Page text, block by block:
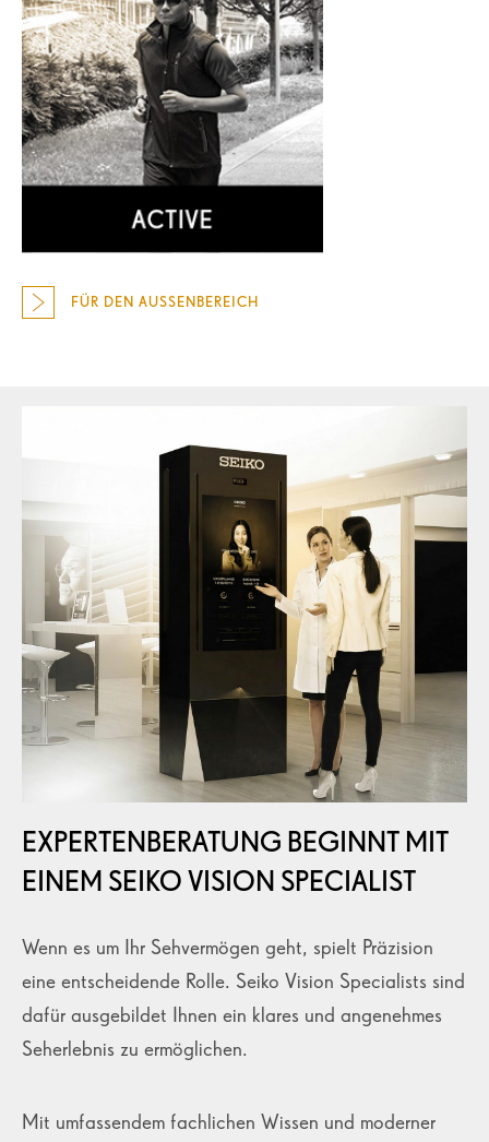
FÜR DEN AUSSENBEREICH
EXPERTENBERATUNG BEGINNT MIT
EINEM SEIKO VISION SPECIALIST
Wenn es um Ihr Sehvermögen geht, spielt Präzision
eine entscheidende Rolle. Seiko Vision Specialists sind
dafür ausgebildet Ihnen ein klares und angenehmes
Seherlebnis zu ermöglichen.
Mit umfassendem fachlichen Wissen und moderner